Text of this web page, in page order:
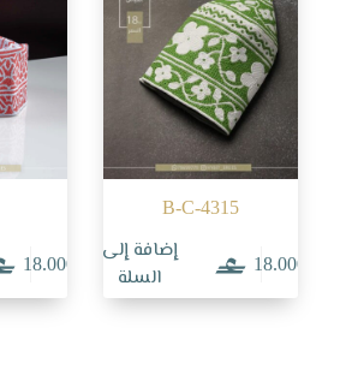
B-C-4315
18.000
إضافة إلى
السلة
18.000